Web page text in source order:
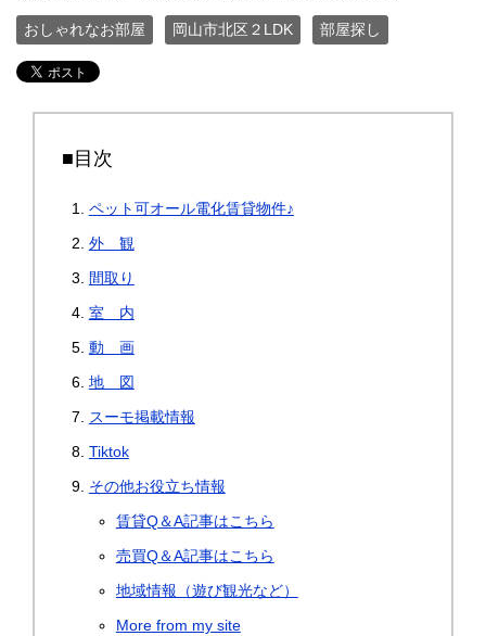
おしゃれなお部屋 岡山市北区２LDK 部屋探し
■目次
ペット可オール電化賃貸物件♪
外 観
間取り
室 内
動 画
地 図
スーモ掲載情報
Tiktok
その他お役立ち情報
賃貸Q＆A記事はこちら
売買Q＆A記事はこちら
地域情報（遊び観光など）
More from my site